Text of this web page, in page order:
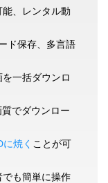
、レンタル動
ド保存、多言語
一括ダウンロ
でダウンロー
焼く ことが可
も簡単に操作